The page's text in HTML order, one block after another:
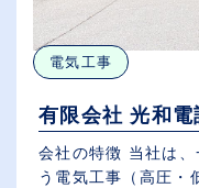
電気工事
有限会社 光和電
会社の特徴 当社は
う電気工事（高圧・